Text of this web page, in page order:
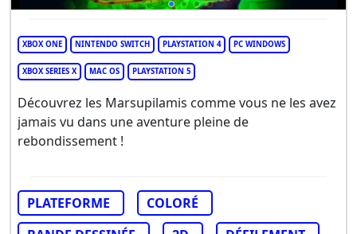
XBOX ONE NINTENDO SWITCH PLAYSTATION 4 PC WINDOWS
XBOX SERIES X MAC OS PLAYSTATION 5
Découvrez les Marsupilamis comme vous ne les avez
jamais vu dans une aventure pleine de
rebondissement !
PLATEFORME
COLORÉ